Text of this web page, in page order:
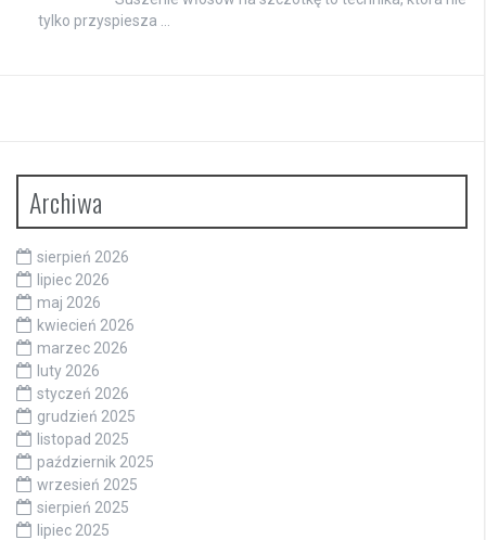
tylko przyspiesza …
Archiwa
sierpień 2026
lipiec 2026
maj 2026
kwiecień 2026
marzec 2026
luty 2026
styczeń 2026
grudzień 2025
listopad 2025
październik 2025
wrzesień 2025
sierpień 2025
lipiec 2025